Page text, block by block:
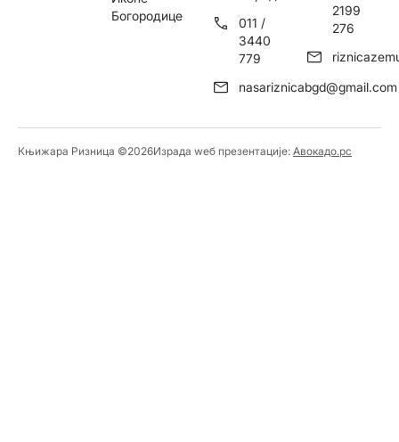
Богородице
011 /
3440
779
nasariznicabgd@gmail.com
2199
276
Књижара Ризница ©️2026Израда wеб презентације: Авокадо.рс